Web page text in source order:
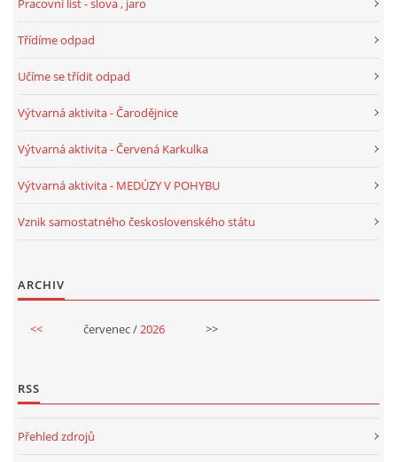
POHYBOVÉ AKTIVITY NA TÉMA LÉTO
BÁSNĚ K TÉMATU PODZIM
Pracovní list - slova , jaro
Třídíme odpad
Učíme se třídit odpad
Výtvarná aktivita - Čarodějnice
Výtvarná aktivita - Červená Karkulka
Výtvarná aktivita - MEDÚZY V POHYBU
Vznik samostatného československého státu
ARCHIV
<< červenec /2026 >>
RSS
Přehled zdrojů